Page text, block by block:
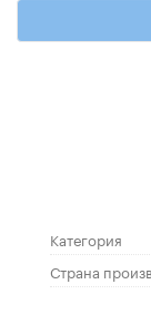
Категория
Страна